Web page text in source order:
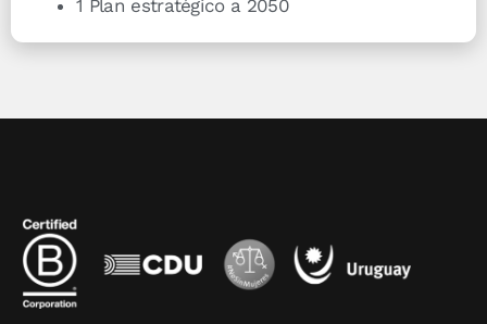
1 Plan estratégico a 2050